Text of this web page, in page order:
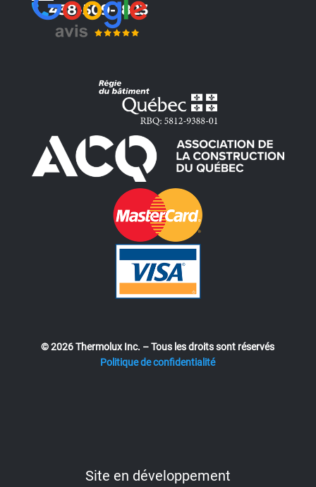
438-509-1823
© 2026 Thermolux Inc. – Tous les droits sont réservés
Politique de confidentialité
Site en développement